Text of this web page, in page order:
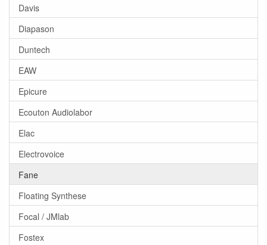
Davis
Diapason
Duntech
EAW
Epicure
Ecouton Audiolabor
Elac
Electrovoice
Fane
Floating Synthese
Focal / JMlab
Fostex